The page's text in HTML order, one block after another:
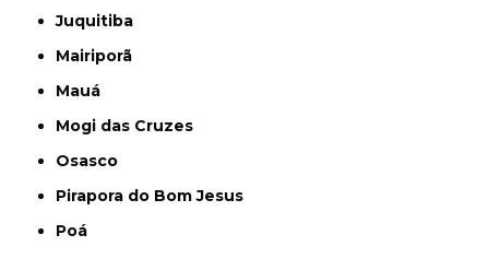
Juquitiba
Mairiporã
Mauá
Mogi das Cruzes
Osasco
Pirapora do Bom Jesus
Poá